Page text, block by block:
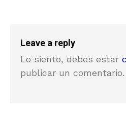
Leave a reply
Lo siento, debes estar
publicar un comentario.